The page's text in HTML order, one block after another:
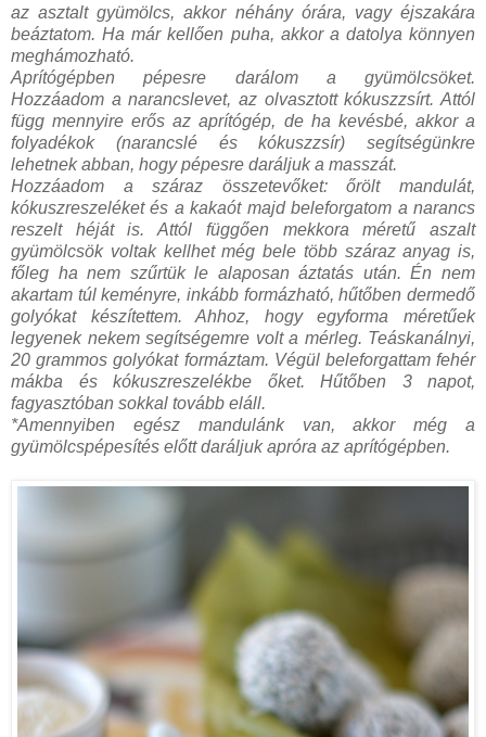
az asztalt gyümölcs, akkor néhány órára, vagy éjszakára
beáztatom. Ha már kellően puha, akkor a datolya könnyen
meghámozható.
Aprítógépben pépesre darálom a gyümölcsöket.
Hozzáadom a narancslevet, az olvasztott kókuszzsírt. Attól
függ mennyire erős az aprítógép, de ha kevésbé, akkor a
folyadékok (narancslé és kókuszzsír) segítségünkre
lehetnek abban, hogy pépesre daráljuk a masszát.
Hozzáadom a száraz összetevőket: őrölt mandulát,
kókuszreszeléket és a kakaót majd beleforgatom a narancs
reszelt héját is. Attól függően mekkora méretű aszalt
gyümölcsök voltak kellhet még bele több száraz anyag is,
főleg ha nem szűrtük le alaposan áztatás után. Én nem
akartam túl keményre, inkább formázható, hűtőben dermedő
golyókat készítettem. Ahhoz, hogy egyforma méretűek
legyenek nekem segítségemre volt a mérleg. Teáskanálnyi,
20 grammos golyókat formáztam. Végül beleforgattam fehér
mákba és kókuszreszelékbe őket. Hűtőben 3 napot,
fagyasztóban sokkal tovább eláll.
*Amennyiben egész mandulánk van, akkor még a
gyümölcspépesítés előtt daráljuk apróra az aprítógépben.